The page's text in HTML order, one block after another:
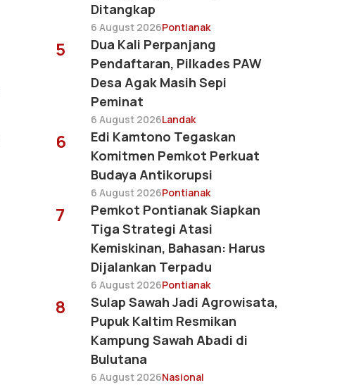
Ditangkap
6 August 2026Pontianak
5
Dua Kali Perpanjang
Pendaftaran, Pilkades PAW
Desa Agak Masih Sepi
Peminat
6 August 2026Landak
6
Edi Kamtono Tegaskan
Komitmen Pemkot Perkuat
Budaya Antikorupsi
6 August 2026Pontianak
7
Pemkot Pontianak Siapkan
Tiga Strategi Atasi
Kemiskinan, Bahasan: Harus
Dijalankan Terpadu
6 August 2026Pontianak
8
Sulap Sawah Jadi Agrowisata,
Pupuk Kaltim Resmikan
Kampung Sawah Abadi di
Bulutana
6 August 2026Nasional